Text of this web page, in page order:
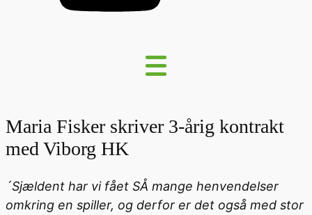
Maria Fisker skriver 3-årig kontrakt
med Viborg HK
´Sjældent har vi fået SÅ mange henvendelser
omkring en spiller, og derfor er det også med stor